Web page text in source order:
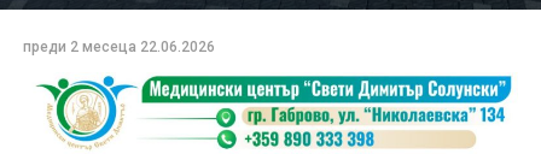
преди 2 месеца 22.06.2026